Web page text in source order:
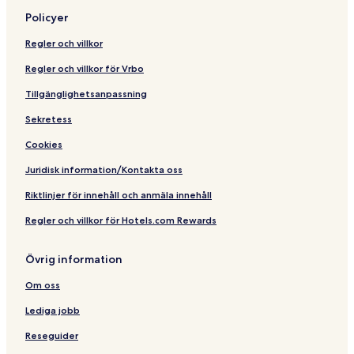
Policyer
Regler och villkor
Regler och villkor för Vrbo
Tillgänglighetsanpassning
Sekretess
Cookies
Juridisk information/Kontakta oss
Riktlinjer för innehåll och anmäla innehåll
Regler och villkor för Hotels.com Rewards
Övrig information
Om oss
Lediga jobb
Reseguider